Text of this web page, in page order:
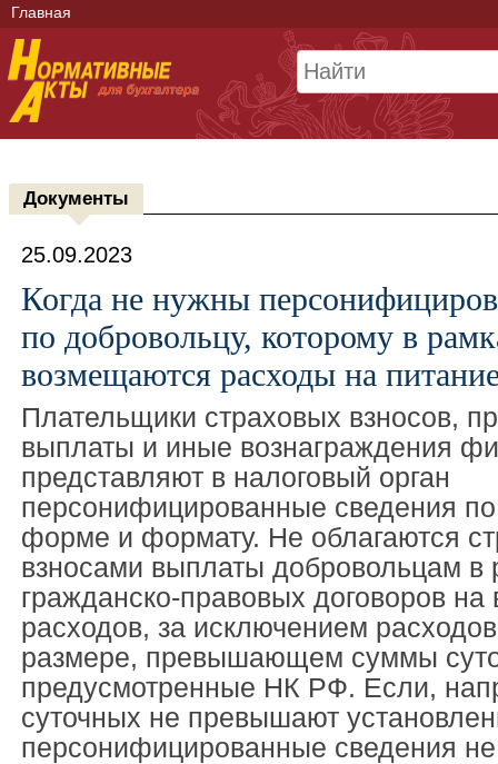
Главная
Документы
25.09.2023
Когда не нужны
по добровольцу, которому в
возмещаются расходы на
Плательщики страховых взносов,
выплаты и иные вознаграждения
представляют в налоговый орган
персонифицированные сведения
форме и формату. Не облагаются
взносами выплаты добровольцам в
гражданско-правовых договоров
расходов, за исключением
размере, превышающем суммы
предусмотренные НК РФ. Если,
суточных не превышают
персонифицированные сведения